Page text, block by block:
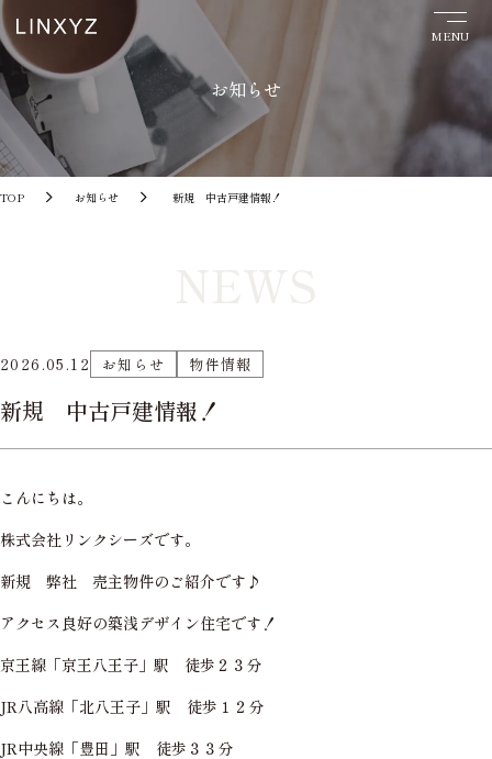
お知らせ
TOP お知らせ 新規 中古戸建情報！
2026.05.12 お知らせ 物件情報
新規 中古戸建情報！
こんにちは。
株式会社リンクシーズです。
新規 弊社 売主物件のご紹介です♪
アクセス良好の築浅デザイン住宅です！
京王線「京王八王子」駅 徒歩２３分
JR八高線「北八王子」駅 徒歩１２分
JR中央線「豊田」駅 徒歩３３分